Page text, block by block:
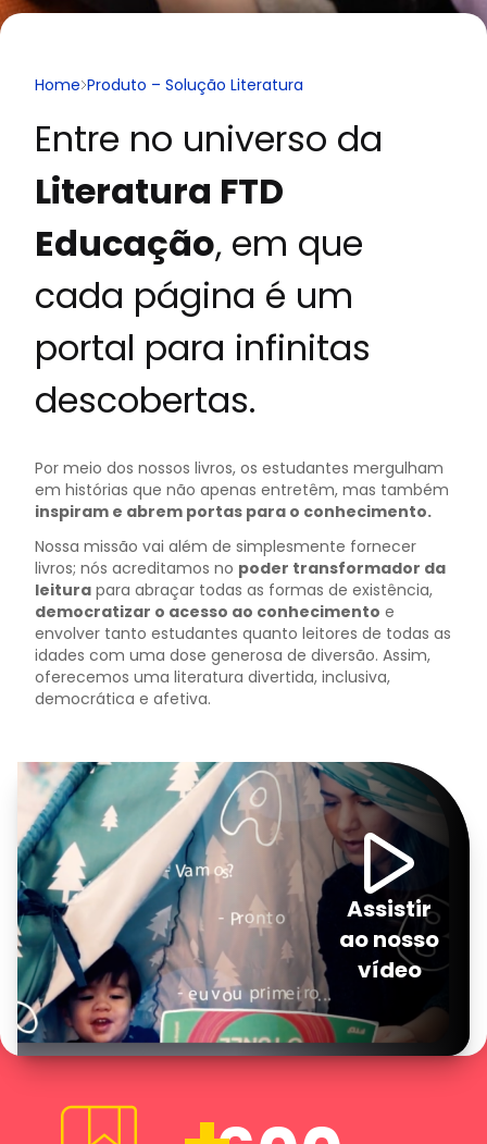
Home Produto – Solução Literatura
Entre no universo da
Literatura FTD
Educação, em que
cada página é um
portal para infinitas
descobertas.
Por meio dos nossos livros, os estudantes mergulham
em histórias que não apenas entretêm, mas também
inspiram e abrem portas para o conhecimento.
Nossa missão vai além de simplesmente fornecer
livros; nós acreditamos no poder transformador da
leitura para abraçar todas as formas de existência,
democratizar o acesso ao conhecimento e
envolver tanto estudantes quanto leitores de todas as
idades com uma dose generosa de diversão. Assim,
oferecemos uma literatura divertida, inclusiva,
democrática e afetiva.
Assistir
ao nosso
vídeo